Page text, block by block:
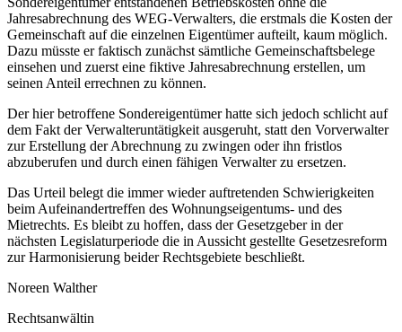
Jahresabrechnung des WEG-Verwalters, die erstmals die Kosten der
Gemeinschaft auf die einzelnen Eigentümer aufteilt, kaum möglich.
Dazu müsste er faktisch zunächst sämtliche Gemeinschaftsbelege
einsehen und zuerst eine fiktive Jahresabrechnung erstellen, um
seinen Anteil errechnen zu können.
Der hier betroffene Sondereigentümer hatte sich jedoch schlicht auf
dem Fakt der Verwalteruntätigkeit ausgeruht, statt den Vorverwalter
zur Erstellung der Abrechnung zu zwingen oder ihn fristlos
abzuberufen und durch einen fähigen Verwalter zu ersetzen.
Das Urteil belegt die immer wieder auftretenden Schwierigkeiten
beim Aufeinandertreffen des Wohnungseigentums- und des
Mietrechts. Es bleibt zu hoffen, dass der Gesetzgeber in der
nächsten Legislaturperiode die in Aussicht gestellte Gesetzesreform
zur Harmonisierung beider Rechtsgebiete beschließt.
Noreen Walther
Rechtsanwältin